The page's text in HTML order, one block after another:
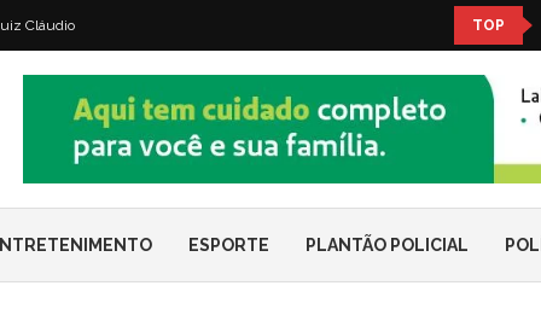
Cláudio TOP
ESPORTE PLANTÃO POLICIAL